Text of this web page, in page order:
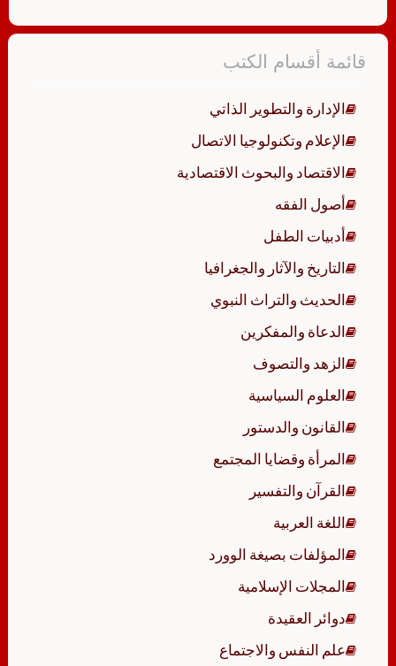
قائمة أقسام الكتب
الإدارة والتطوير الذاتي
الإعلام وتكنولوجيا الاتصال
الاقتصاد والبحوث الاقتصادية
أصول الفقه
أدبيات الطفل
التاريخ والآثار والجغرافيا
الحديث والتراث النبوي
الدعاة والمفكرين
الزهد والتصوف
العلوم السياسية
القانون والدستور
المرأة وقضايا المجتمع
القرآن والتفسير
اللغة العربية
المؤلفات بصيغة الوورد
المجلات الإسلامية
دوائر العقيدة
علم النفس والاجتماع